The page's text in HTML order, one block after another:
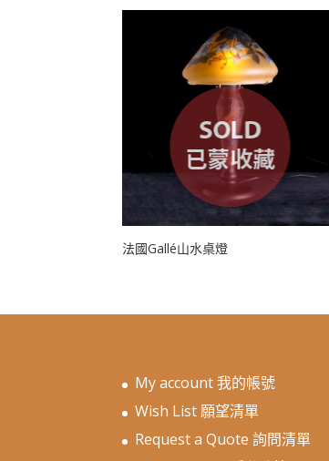
法國Gallé山水桌燈
My account 我的帳號
Wish List 願望清單
Request a Quote 詢問清單